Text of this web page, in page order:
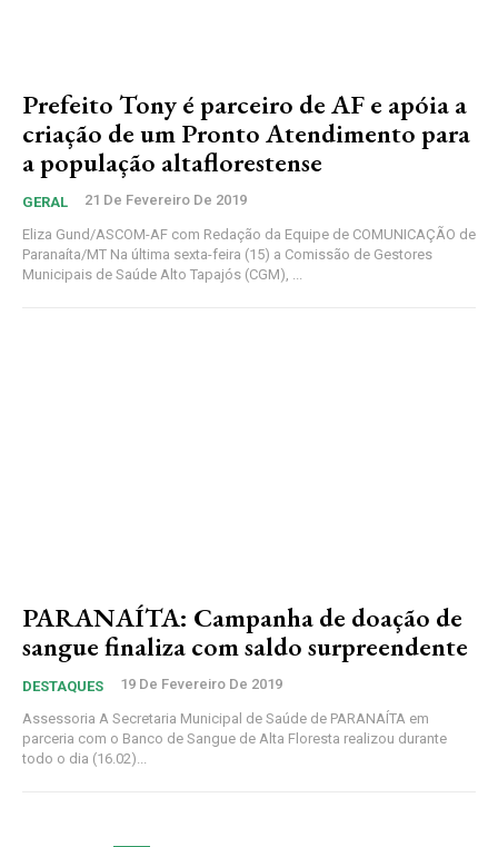
Prefeito Tony é parceiro de AF e apóia a
criação de um Pronto Atendimento para
a população altaflorestense
GERAL 21 De Fevereiro De 2019
Eliza Gund/ASCOM-AF com Redação da Equipe de COMUNICAÇÃO de
Paranaíta/MT Na última sexta-feira (15) a Comissão de Gestores
Municipais de Saúde Alto Tapajós (CGM), ...
PARANAÍTA: Campanha de doação de
sangue finaliza com saldo surpreendente
DESTAQUES 19 De Fevereiro De 2019
Assessoria A Secretaria Municipal de Saúde de PARANAÍTA em
parceria com o Banco de Sangue de Alta Floresta realizou durante
todo o dia (16.02)...